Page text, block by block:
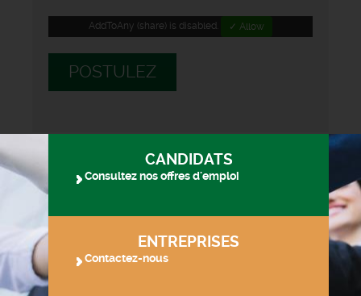
AddToAny (share) is disabled. ✓ Allow
POSTULEZ
CANDIDATS
Consultez nos offres d'emploi
ENTREPRISES
Contactez-nous